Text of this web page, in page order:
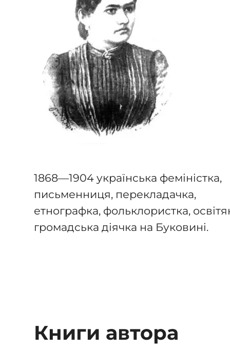
1868—1904 українська феміністка,
письменниця, перекладачка,
етнографка, фольклористка,
громадська діячка на Буковині.
Книги автора